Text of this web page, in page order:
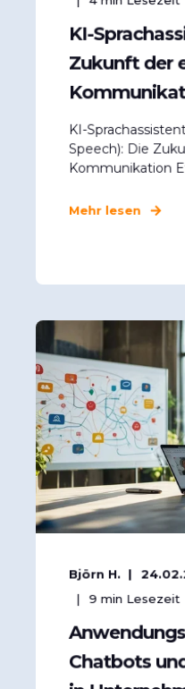
KI-
Zukunft der
KI-
Speech): Die
Kommunikation
Mehr lesen
Björn H.
9 min Lesezeit
Chatbots